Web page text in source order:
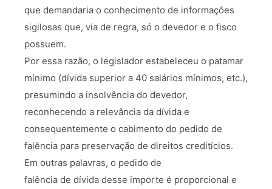
que demandaria o conhecimento de informações
sigilosas que, via de regra, só o devedor e o fisco
possuem.
Por essa razão, o legislador estabeleceu o patamar
mínimo (dívida superior a 40 salários mínimos, etc.),
presumindo a insolvência do devedor,
reconhecendo a relevância da dívida e
consequentemente o cabimento do pedido de
falência para preservação de direitos creditícios.
Em outras palavras, o pedido de
falência de dívida desse importe é proporcional e